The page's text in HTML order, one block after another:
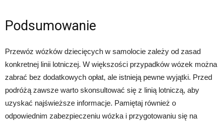
Podsumowanie
Przewóz wózków dziecięcych w samolocie zależy od zasad
konkretnej linii lotniczej. W większości przypadków wózek można
zabrać bez dodatkowych opłat, ale istnieją pewne wyjątki. Przed
podróżą zawsze warto skonsultować się z linią lotniczą, aby
uzyskać najświeższe informacje. Pamiętaj również o
odpowiednim zabezpieczeniu wózka i przygotowaniu się na